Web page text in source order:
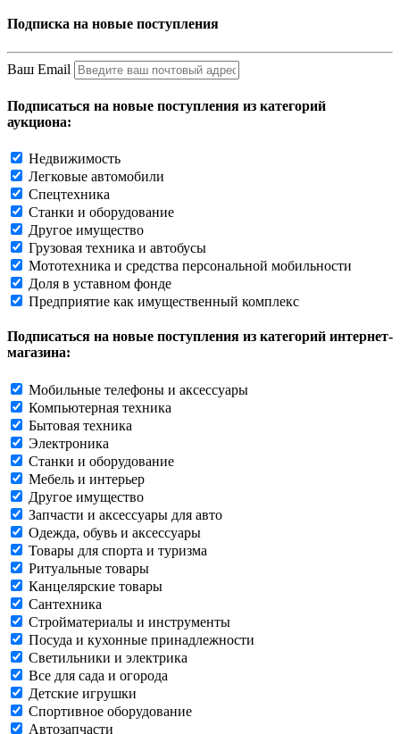
Подписка на новые поступления
Ваш Email
Подписаться на новые поступления из категорий
аукциона:
Недвижимость
Легковые автомобили
Спецтехника
Станки и оборудование
Другое имущество
Грузовая техника и автобусы
Мототехника и средства персональной мобильности
Доля в уставном фонде
Предприятие как имущественный комплекс
Подписаться на новые поступления из категорий интернет-
магазина:
Мобильные телефоны и аксессуары
Компьютерная техника
Бытовая техника
Электроника
Станки и оборудование
Мебель и интерьер
Другое имущество
Запчасти и аксессуары для авто
Одежда, обувь и аксессуары
Товары для спорта и туризма
Ритуальные товары
Канцелярские товары
Сантехника
Стройматериалы и инструменты
Посуда и кухонные принадлежности
Светильники и электрика
Все для сада и огорода
Детские игрушки
Спортивное оборудование
Автозапчасти